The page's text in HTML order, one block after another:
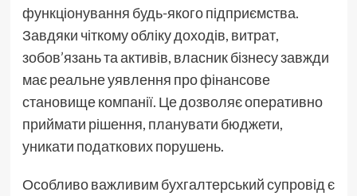
функціонування будь-якого підприємства.
Завдяки чіткому обліку доходів, витрат,
зобов’язань та активів, власник бізнесу завжди
має реальне уявлення про фінансове
становище компанії. Це дозволяє оперативно
приймати рішення, планувати бюджети,
уникати податкових порушень.
Особливо важливим бухгалтерський супровід є